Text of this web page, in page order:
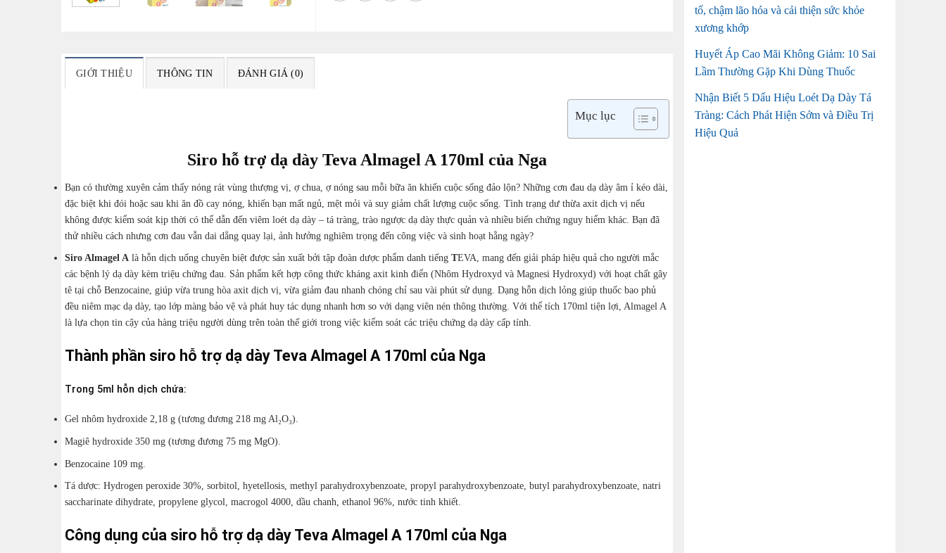
tố, chậm lão hóa và cải thiện sức khỏe
xương khớp
Huyết Áp Cao Mãi Không Giảm: 10 Sai
Lầm Thường Gặp Khi Dùng Thuốc
Nhận Biết 5 Dấu Hiệu Loét Dạ Dày Tá
Tràng: Cách Phát Hiện Sớm và Điều Trị
Hiệu Quả
GIỚI THIỆU THÔNG TIN ĐÁNH GIÁ (0)
Mục lục
Siro hỗ trợ dạ dày Teva Almagel A 170ml của Nga
Bạn có thường xuyên cảm thấy nóng rát vùng thượng vị, ợ chua, ợ nóng sau mỗi bữa ăn khiến cuộc sống đảo lộn? Những cơn đau dạ dày âm ỉ kéo dài,
đặc biệt khi đói hoặc sau khi ăn đồ cay nóng, khiến bạn mất ngủ, mệt mỏi và suy giảm chất lượng cuộc sống. Tình trạng dư thừa axit dịch vị nếu
không được kiểm soát kịp thời có thể dẫn đến viêm loét dạ dày – tá tràng, trào ngược dạ dày thực quản và nhiều biến chứng nguy hiểm khác. Bạn đã
thử nhiều cách nhưng cơn đau vẫn dai dẳng quay lại, ảnh hưởng nghiêm trọng đến công việc và sinh hoạt hằng ngày?
Siro Almagel A là hỗn dịch uống chuyên biệt được sản xuất bởi tập đoàn dược phẩm danh tiếng TEVA, mang đến giải pháp hiệu quả cho người mắc
các bệnh lý dạ dày kèm triệu chứng đau. Sản phẩm kết hợp công thức kháng axit kinh điển (Nhôm Hydroxyd và Magnesi Hydroxyd) với hoạt chất gây
tê tại chỗ Benzocaine, giúp vừa trung hòa axit dịch vị, vừa giảm đau nhanh chóng chỉ sau vài phút sử dụng. Dạng hỗn dịch lỏng giúp thuốc bao phủ
đều niêm mạc dạ dày, tạo lớp màng bảo vệ và phát huy tác dụng nhanh hơn so với dạng viên nén thông thường. Với thể tích 170ml tiện lợi, Almagel A
là lựa chọn tin cậy của hàng triệu người dùng trên toàn thế giới trong việc kiểm soát các triệu chứng dạ dày cấp tính.
Thành phần siro hỗ trợ dạ dày Teva Almagel A 170ml của Nga
Trong 5ml hỗn dịch chứa:
Gel nhôm hydroxide 2,18 g (tương đương 218 mg Al₂O₃).
Magiê hydroxide 350 mg (tương đương 75 mg MgO).
Benzocaine 109 mg.
Tá dược: Hydrogen peroxide 30%, sorbitol, hyetellosis, methyl parahydroxybenzoate, propyl parahydroxybenzoate, butyl parahydroxybenzoate, natri
saccharinate dihydrate, propylene glycol, macrogol 4000, dầu chanh, ethanol 96%, nước tinh khiết.
Công dụng của siro hỗ trợ dạ dày Teva Almagel A 170ml của Nga